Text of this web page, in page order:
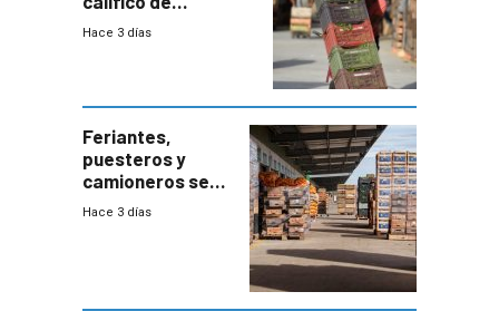
“desproporcionado”
Hace 3 días
Feriantes,
puesteros y
camioneros se
movilizaron en
Hace 3 días